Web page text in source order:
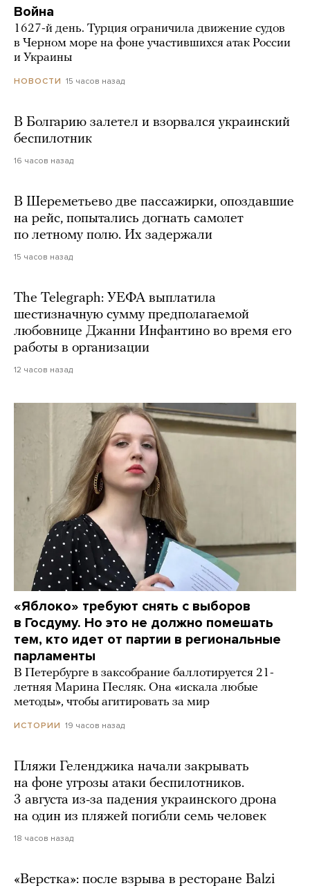
Война
1627-й день. Турция ограничила движение судов
в Черном море на фоне участившихся атак России
и Украины
НОВОСТИ 15 часов назад
В Болгарию залетел и взорвался украинский
беспилотник
16 часов назад
В Шереметьево две пассажирки, опоздавшие
на рейс, попытались догнать самолет
по летному полю. Их задержали
15 часов назад
The Telegraph: УЕФА выплатила
шестизначную сумму предполагаемой
любовнице Джанни Инфантино во время его
работы в организации
12 часов назад
«Яблоко» требуют снять с выборов
в Госдуму. Но это не должно помешать
тем, кто идет от партии в региональные
парламенты
В Петербурге в заксобрание баллотируется 21-
летняя Марина Песляк. Она «искала любые
методы», чтобы агитировать за мир
ИСТОРИИ 19 часов назад
Пляжи Геленджика начали закрывать
на фоне угрозы атаки беспилотников.
3 августа из-за падения украинского дрона
на один из пляжей погибли семь человек
18 часов назад
«Верстка»: после взрыва в ресторане Balzi